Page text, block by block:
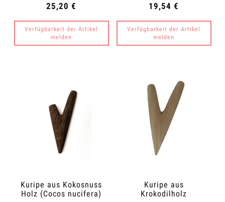
25,20 €
Verfügbarkeit der Artikel
melden
19,54 €
Verfügbarkeit der Artikel
melden
Kuripe aus Kokosnuss
Holz (Cocos nucifera)
Kuripe aus
Krokodilholz